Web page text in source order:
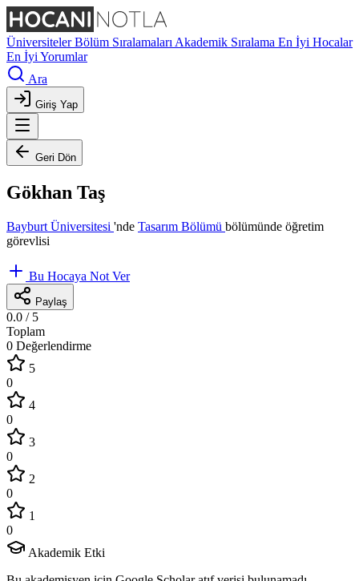
ÜniversitelerBölüm Sıralamaları Akademik Sıralama En İyi Hocalar
En İyi Yorumlar
Ara
Giriş Yap
Geri Dön
Gökhan Taş
Bayburt Üniversitesi 'nde Tasarım Bölümü bölümünde öğretim
görevlisi
Bu Hocaya Not Ver
Paylaş
0.0 / 5
Toplam
0 Değerlendirme
5
0
4
0
3
0
2
0
1
0
Akademik Etki